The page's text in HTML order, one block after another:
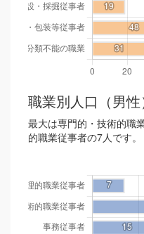
職業別人口（男性
最大は専門的・技術的職
的職業従事者の7人です。